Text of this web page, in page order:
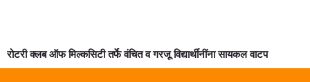
रोटरी क्लब ऑफ मिल्कसिटी तर्फे वंचित व गरजू विद्यार्थीनींना सायकल वाटप